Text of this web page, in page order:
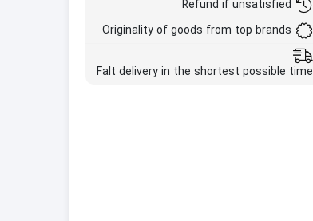
Refund if unsatisfied
Originality of goods from top brands
Falt delivery in the shortest possible time